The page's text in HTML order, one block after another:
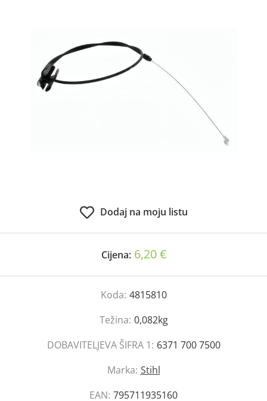
Dodaj na moju listu
Cijena: 6,20 €
Koda: 4815810
Težina: 0,082kg
DOBAVITELJEVA ŠIFRA 1: 6371 700 7500
Marka: Stihl
EAN: 795711935160